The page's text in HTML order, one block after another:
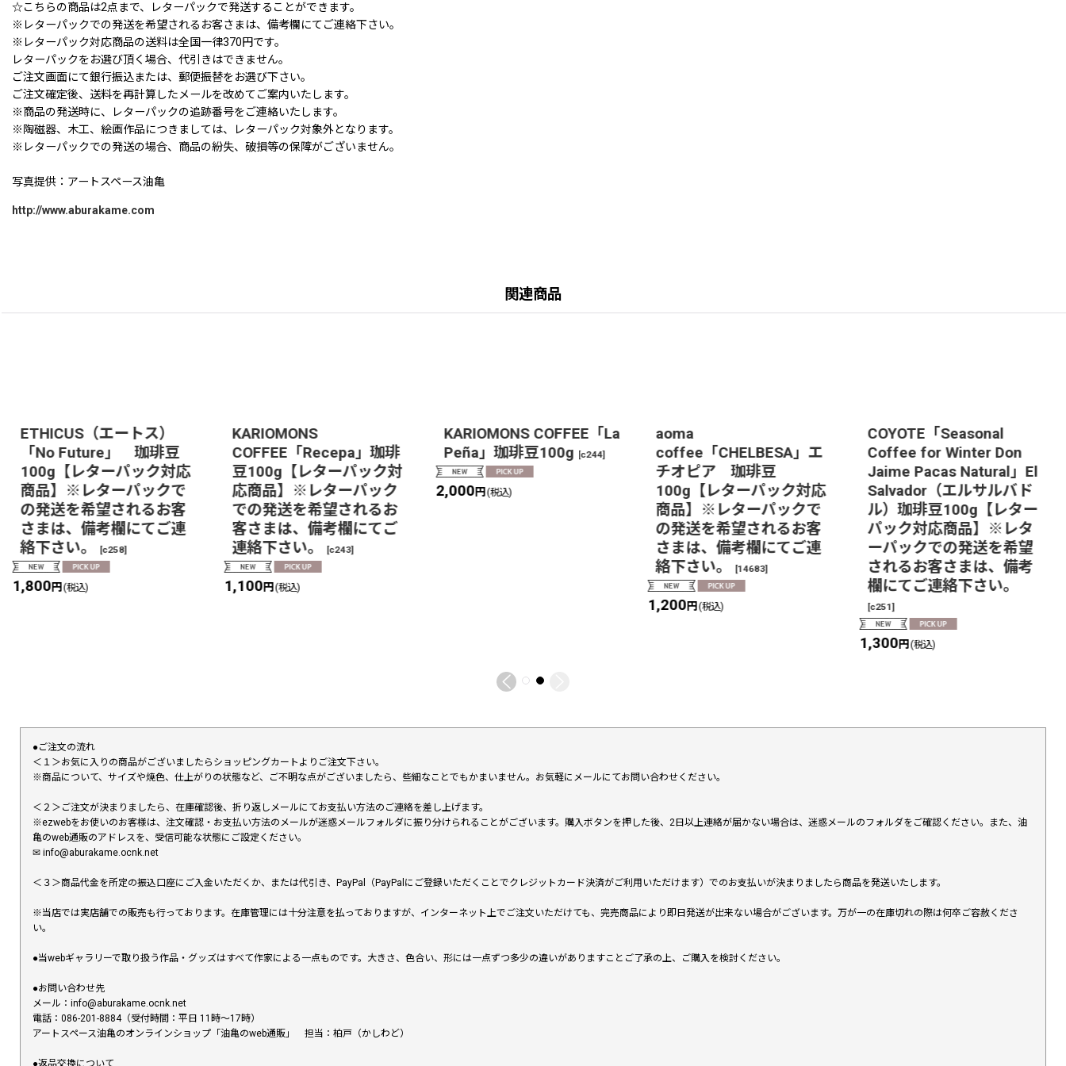
☆こちらの商品は2点まで、レターパックで発送することができます。
※レターパックでの発送を希望されるお客さまは、備考欄にてご連絡下さい。
※レターパック対応商品の送料は全国一律370円です。
レターパックをお選び頂く場合、代引きはできません。
ご注文画面にて銀行振込または、郵便振替をお選び下さい。
ご注文確定後、送料を再計算したメールを改めてご案内いたします。
※商品の発送時に、レターパックの追跡番号をご連絡いたします。
※陶磁器、木工、絵画作品につきましては、レターパック対象外となります。
※レターパックでの発送の場合、商品の紛失、破損等の保障がございません。
写真提供：アートスペース油亀
http://www.aburakame.com
関連商品
ETHICUS（エートス）
「No Future」 珈琲豆
100g【レターパック対応
商品】※レターパックで
の発送を希望されるお客
さまは、備考欄にてご連
絡下さい。
[c258]
1,800円 (税込)
KARIOMONS
COFFEE「Recepa」珈琲
豆100g【レターパック対
応商品】※レターパック
での発送を希望されるお
客さまは、備考欄にてご
連絡下さい。
[c243]
1,100円 (税込)
KARIOMONS COFFEE「La
Peña」珈琲豆100g [c244]
2,000円 (税込)
aoma
coffee「CHELBESA」エ
チオピア 珈琲豆
100g【レターパック対応
商品】※レターパックで
の発送を希望されるお客
さまは、備考欄にてご連
絡下さい。
[14683]
1,200円 (税込)
COYOTE「Seasonal
Coffee for Winter Don
Jaime Pacas Natural」El
Salvador（エルサルバド
ル）珈琲豆100g【レター
パック対応商品】※レタ
ーパックでの発送を希望
されるお客さまは、備考
欄にてご連絡下さい。
[c251]
1,300円 (税込)
●ご注文の流れ
＜１＞お気に入りの商品がございましたらショッピングカートよりご注文下さい。
※商品について、サイズや焼色、仕上がりの状態など、ご不明な点がございましたら、些細なことでもかまいません。お気軽にメールにてお問い合わせください。
＜２＞ご注文が決まりましたら、在庫確認後、折り返しメールにてお支払い方法のご連絡を差し上げます。
※ezwebをお使いのお客様は、注文確認・お支払い方法のメールが迷惑メールフォルダに振り分けられることがございます。購入ボタンを押した後、2日以上連絡が届かない場合は、迷惑メールのフォルダをご確認ください。また、油
亀のweb通販のアドレスを、受信可能な状態にご設定ください。
✉︎ info@aburakame.ocnk.net
＜３＞商品代金を所定の振込口座にご入金いただくか、または代引き、PayPal（PayPalにご登録いただくことでクレジットカード決済がご利用いただけます）でのお支払いが決まりましたら商品を発送いたします。
※当店では実店舗での販売も行っております。在庫管理には十分注意を払っておりますが、インターネット上でご注文いただけても、完売商品により即日発送が出来ない場合がございます。万が一の在庫切れの際は何卒ご容赦くださ
い。
●当webギャラリーで取り扱う作品・グッズはすべて作家による一点ものです。大きさ、色合い、形には一点ずつ多少の違いがありますことご了承の上、ご購入を検討ください。
●お問い合わせ先
メール：info@aburakame.ocnk.net
電話：086-201-8884（受付時間：平日 11時〜17時）
アートスペース油亀のオンラインショップ「油亀のweb通販」 担当：柏戸（かしわど）
●返品交換について